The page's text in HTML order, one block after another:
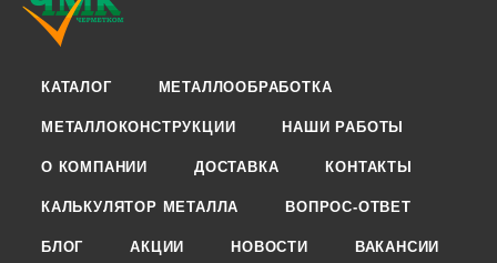
КАТАЛОГ МЕТАЛЛООБРАБОТКА
МЕТАЛЛОКОНСТРУКЦИИ НАШИ РАБОТЫ
О КОМПАНИИ ДОСТАВКА КОНТАКТЫ
КАЛЬКУЛЯТОР МЕТАЛЛА ВОПРОС-ОТВЕТ
БЛОГ АКЦИИ НОВОСТИ ВАКАНСИИ